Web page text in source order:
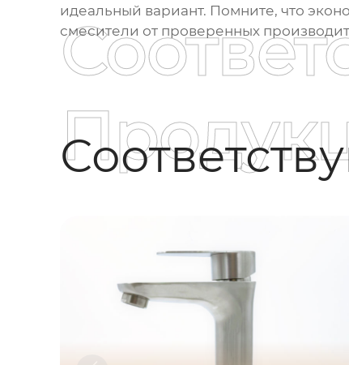
идеальный вариант. Помните, что
смесители от проверенных